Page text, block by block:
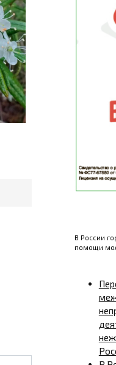
В России
помощи